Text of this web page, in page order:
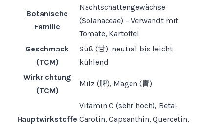
Botanische
Familie
Nachtschattengewächse
(Solanaceae) – Verwandt mit
Tomate, Kartoffel
Geschmack
(TCM)
Süß (甘), neutral bis leicht
kühlend
Wirkrichtung
(TCM)
Milz (脾), Magen (胃)
Hauptwirkstoffe
Vitamin C (sehr hoch), Beta-
Carotin, Capsanthin, Quercetin,